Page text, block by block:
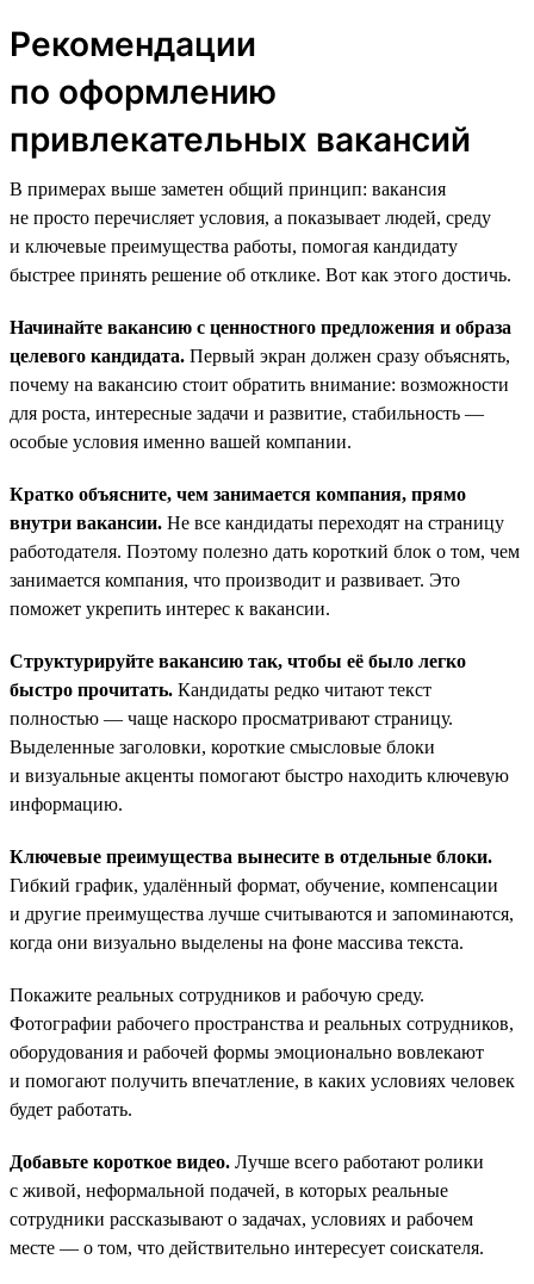
Рекомендации
по оформлению
привлекательных вакансий
В примерах выше заметен общий принцип: вакансия
не просто перечисляет условия, а показывает людей, среду
и ключевые преимущества работы, помогая кандидату
быстрее принять решение об отклике. Вот как этого достичь.
Начинайте вакансию с ценностного предложения и образа
целевого кандидата. Первый экран должен сразу объяснять,
почему на вакансию стоит обратить внимание: возможности
для роста, интересные задачи и развитие, стабильность —
особые условия именно вашей компании.
Кратко объясните, чем занимается компания, прямо
внутри вакансии. Не все кандидаты переходят на страницу
работодателя. Поэтому полезно дать короткий блок о том, чем
занимается компания, что производит и развивает. Это
поможет укрепить интерес к вакансии.
Структурируйте вакансию так, чтобы её было легко
быстро прочитать. Кандидаты редко читают текст
полностью — чаще наскоро просматривают страницу.
Выделенные заголовки, короткие смысловые блоки
и визуальные акценты помогают быстро находить ключевую
информацию.
Ключевые преимущества вынесите в отдельные блоки.
Гибкий график, удалённый формат, обучение, компенсации
и другие преимущества лучше считываются и запоминаются,
когда они визуально выделены на фоне массива текста.
Покажите реальных сотрудников и рабочую среду.
Фотографии рабочего пространства и реальных сотрудников,
оборудования и рабочей формы эмоционально вовлекают
и помогают получить впечатление, в каких условиях человек
будет работать.
Добавьте короткое видео. Лучше всего работают ролики
с живой, неформальной подачей, в которых реальные
сотрудники рассказывают о задачах, условиях и рабочем
месте — о том, что действительно интересует соискателя.